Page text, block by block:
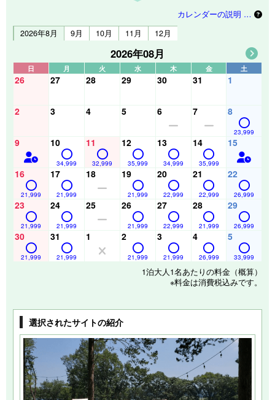
カレンダーの説明 …
2026年8月
9月 10月 11月 12月
2026年08月
日 月 火 水 木 金 土
26 27 28 29 30 31 1
2 3 4 5 6 7 8
23,999
9 10
34,999
11
32,999
12
35,999
13
34,999
14
35,999
15
16
21,999
17
21,999
18 19
21,999
20
22,999
21
22,999
22
26,999
23
21,999
24
21,999
25 26
21,999
27
22,999
28
21,999
29
26,999
30
21,999
31
21,999
1 2
21,999
3
21,999
4
26,999
5
33,999
1泊大人1名あたりの料金（概算）
※料金は消費税込みです。
選択されたサイトの紹介